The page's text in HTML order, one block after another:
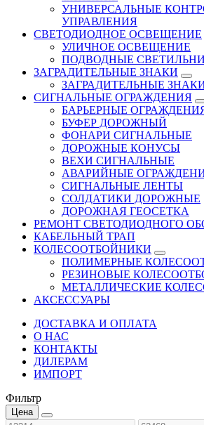
УНИВЕРСАЛЬНЫЕ
УПРАВЛЕНИЯ
СВЕТОДИОДНОЕ ОСВЕЩЕНИЕ
УЛИЧНОЕ ОСВЕЩЕНИЕ
ПОДВОДНЫЕ
ЗАГРАДИТЕЛЬНЫЕ ЗНАКИ
ЗАГРАДИТЕЛЬНЫЕ
СИГНАЛЬНЫЕ ОГРАЖДЕНИЯ
БАРЬЕРНЫЕ
БУФЕР ДОРОЖНЫЙ
ФОНАРИ СИГНАЛЬНЫЕ
ДОРОЖНЫЕ КОНУСЫ
ВЕХИ СИГНАЛЬНЫЕ
АВАРИЙНЫЕ
СИГНАЛЬНЫЕ ЛЕНТЫ
СОЛДАТИКИ ДОРОЖНЫЕ
ДОРОЖНАЯ ГЕОСЕТКА
РЕМОНТ СВЕТОДИОДНОГО
КАБЕЛЬНЫЙ ТРАП
КОЛЕСООТБОЙНИКИ
ПОЛИМЕРНЫЕ
РЕЗИНОВЫЕ
МЕТАЛЛИЧЕСКИЕ
АКСЕССУАРЫ
ДОСТАВКА И ОПЛАТА
О НАС
КОНТАКТЫ
ДИЛЕРАМ
ИМПОРТ
Фильтр
Цена